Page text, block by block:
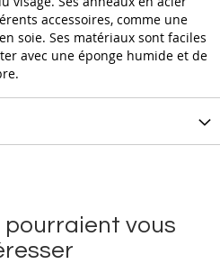
accessoires, comme une
soie. Ses matériaux sont faciles
avec une éponge humide et de
vous